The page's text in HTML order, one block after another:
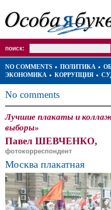
поиск:
NO COMMENTS ПОЛИТИКА
ЭКОНОМИКА
КОРРУПЦИЯ
No comments
Лучшие плакаты и
выборы»
Павел ШЕВЧЕНКО,
фотокорреспондент
Москва плакатная